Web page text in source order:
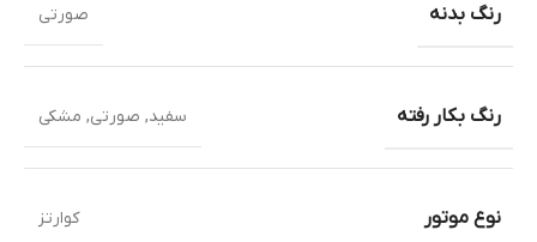
رنگ بدنه صورتی
رنگ بکار رفته سفید, صورتی, مشکی
نوع موتور کوارتز